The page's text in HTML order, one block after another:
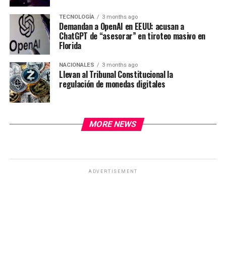
TECNOLOGÍA 3 months ago
Demandan a OpenAI en EEUU: acusan a
ChatGPT de “asesorar” en tiroteo masivo en
Florida
NACIONALES 3 months ago
Llevan al Tribunal Constitucional la
regulación de monedas digitales
MORE NEWS
ADVERTISEMENT